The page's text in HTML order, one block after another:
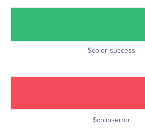
$color-success
$color-error